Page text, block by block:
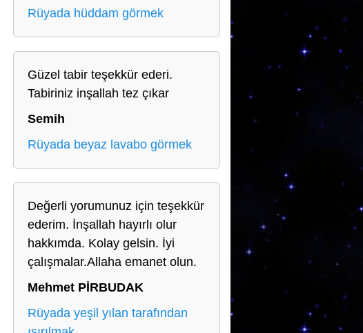
Rüyada hüddam görmek
Güzel tabir teşekkür ederi.
Tabiriniz inşallah tez çıkar
Semih
Rüyada beyaz lavabo görmek
Değerli yorumunuz için teşekkür
ederim. İnşallah hayırlı olur
hakkımda. Kolay gelsin. İyi
çalışmalar.Allaha emanet olun.
Mehmet PİRBUDAK
Rüyada yeşil yılan tarafından